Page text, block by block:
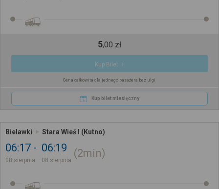
5,00 zł
Kup Bilet
Cena całkowita dla jednego pasażera bez ulgi
Kup bilet miesięczny
Bielawki Stara Wieś I (Kutno)
06:17
08 sierpnia
06:19
08 sierpnia
2min